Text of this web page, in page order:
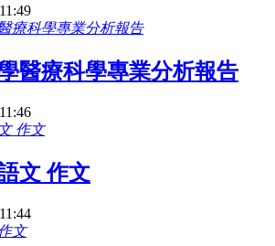
醫療科學專業分析報告
文 作文